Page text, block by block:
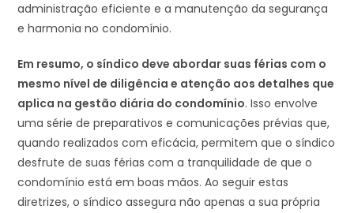
administração eficiente e a manutenção da segurança
e harmonia no condomínio.
Em resumo, o síndico deve abordar suas férias com o
mesmo nível de diligência e atenção aos detalhes que
aplica na gestão diária do condomínio. Isso envolve
uma série de preparativos e comunicações prévias que,
quando realizados com eficácia, permitem que o síndico
desfrute de suas férias com a tranquilidade de que o
condomínio está em boas mãos. Ao seguir estas
diretrizes, o síndico assegura não apenas a sua própria